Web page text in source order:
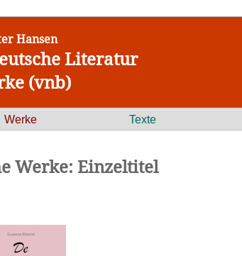
Hansen
Literatur
(vnb)
Werke Texte
Werke: Einzeltitel